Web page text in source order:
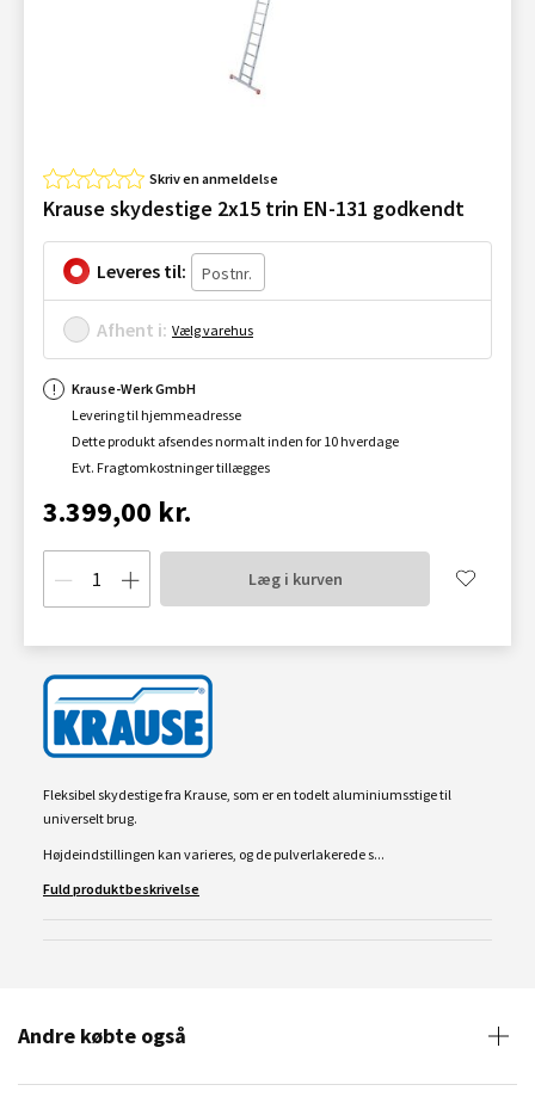
Skriv en anmeldelse
Krause skydestige 2x15 trin EN-131 godkendt
Leveres til:
Afhent i: Vælg varehus
Krause-Werk GmbH
Levering til hjemmeadresse
Dette produkt afsendes normalt inden for 10 hverdage
Evt. Fragtomkostninger tillægges
3.399,00 kr.
Læg i kurven
Fleksibel skydestige fra Krause, som er en todelt aluminiumsstige til
universelt brug.
Højdeindstillingen kan varieres, og de pulverlakerede s...
Fuld produktbeskrivelse
Andre købte også